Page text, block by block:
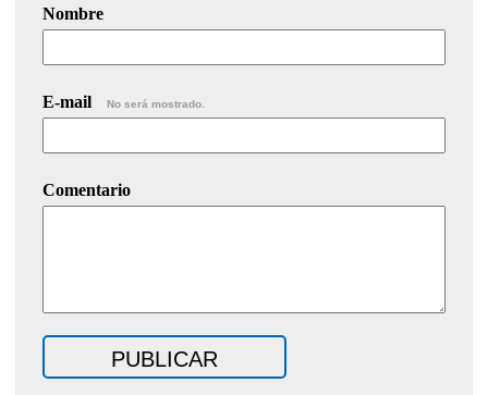
Nombre
E-mail No será mostrado.
Comentario